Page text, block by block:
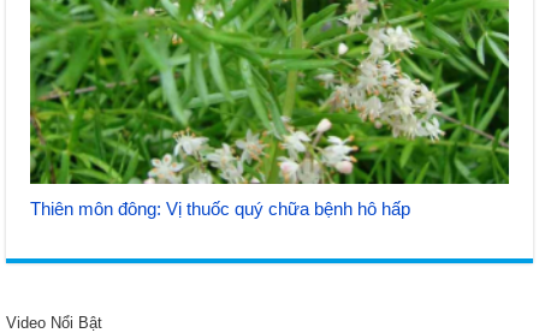
Thiên môn đông: Vị thuốc quý chữa bệnh hô hấp
Video Nổi Bật